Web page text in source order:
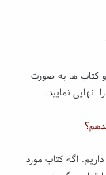
کتاب ها به صورت
نهایی نمایید.
اگه کتاب مورد